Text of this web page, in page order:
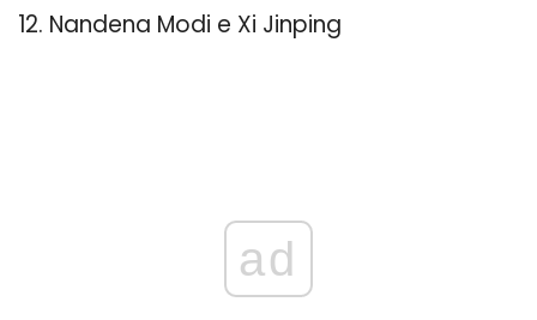
12. Nandena Modi e Xi Jinping
ad